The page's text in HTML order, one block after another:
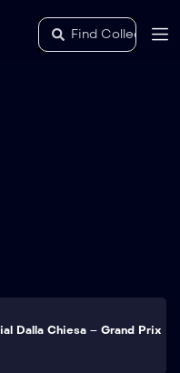
Dalla Chiesa – Grand Prix